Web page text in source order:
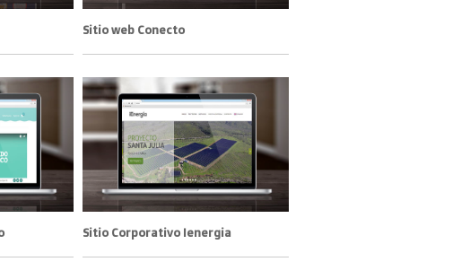
Sitio web Conecto
Sitio Corporativo Ienergia